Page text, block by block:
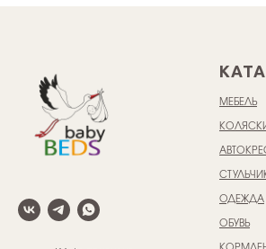
МЕБЕЛЬ
ОДЕЖДА
ОБУВЬ